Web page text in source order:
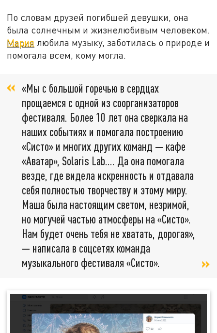
По словам друзей погибшей девушки, она
была солнечным и жизнелюбивым человеком.
Мария любила музыку, заботилась о природе и
помогала всем, кому могла.
«Мы с большой горечью в сердцах
прощаемся с одной из соорганизаторов
фестиваля. Более 10 лет она сверкала на
наших событиях и помогала построению
«Систо» и многих других команд — кафе
«Аватар», Solaris Lab…. Да она помогала
везде, где видела искренность и отдавала
себя полностью творчеству и этому миру.
Маша была настоящим светом, незримой,
но могучей частью атмосферы на «Систо».
Нам будет очень тебя не хватать, дорогая»,
— написала в соцсетях команда
музыкального фестиваля «Систо».